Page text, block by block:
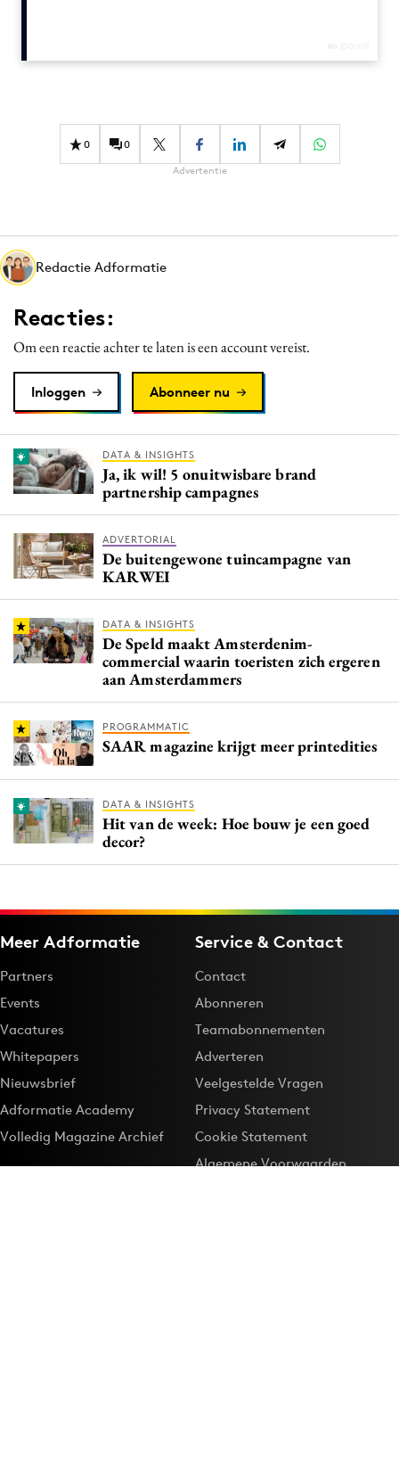
Effectiviteit
Interne communicatie
Martech
Merkstrategie
PR
Programmatic
Purpose Marketing
0 0
Advertentie
Redactie Adformatie
Reacties:
Om een reactie achter te laten is een account vereist.
Inloggen Abonneer nu
DATA & INSIGHTS
Ja, ik wil! 5 onuitwisbare brand
partnership campagnes
ADVERTORIAL
De buitengewone tuincampagne van
KARWEI
DATA & INSIGHTS
De Speld maakt Amsterdenim-
commercial waarin toeristen zich ergeren
aan Amsterdammers
PROGRAMMATIC
SAAR magazine krijgt meer printedities
DATA & INSIGHTS
Hit van de week: Hoe bouw je een goed
decor?
Meer Adformatie
Partners
Events
Vacatures
Whitepapers
Nieuwsbrief
Adformatie Academy
Volledig Magazine Archief
Service & Contact
Contact
Abonneren
Teamabonnementen
Adverteren
Veelgestelde Vragen
Privacy Statement
Cookie Statement
Algemene Voorwaarden